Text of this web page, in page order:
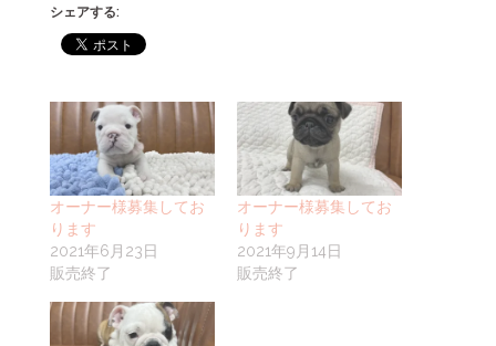
シェアする:
オーナー様募集してお
ります
2021年6月23日
販売終了
オーナー様募集してお
ります
2021年9月14日
販売終了